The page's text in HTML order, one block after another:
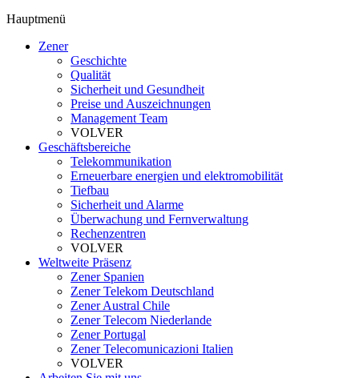
Hauptmenü
Zener
Geschichte
Qualität
Sicherheit und Gesundheit
Preise und Auszeichnungen
Management Team
VOLVER
Geschäftsbereiche
Telekommunikation
Erneuerbare energien und elektromobilität
Tiefbau
Sicherheit und Alarme
Überwachung und Fernverwaltung
Rechenzentren
VOLVER
Weltweite Präsenz
Zener Spanien
Zener Telekom Deutschland
Zener Austral Chile
Zener Telecom Niederlande
Zener Portugal
Zener Telecomunicazioni Italien
VOLVER